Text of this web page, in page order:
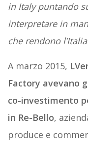
in Italy puntando
interpretare in
che rendono
A marzo 2015,
Factory avevano
co-investimento
in Re-Bello,
produce e